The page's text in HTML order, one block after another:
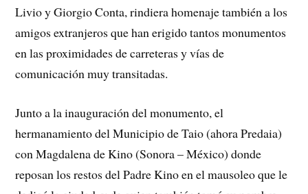
Livio y Giorgio Conta, rindiera homenaje también a los
amigos extranjeros que han erigido tantos monumentos
en las proximidades de carreteras y vías de
comunicación muy transitadas.
Junto a la inauguración del monumento, el
hermanamiento del Municipio de Taio (ahora Predaia)
con Magdalena de Kino (Sonora – México) donde
reposan los restos del Padre Kino en el mausoleo que le